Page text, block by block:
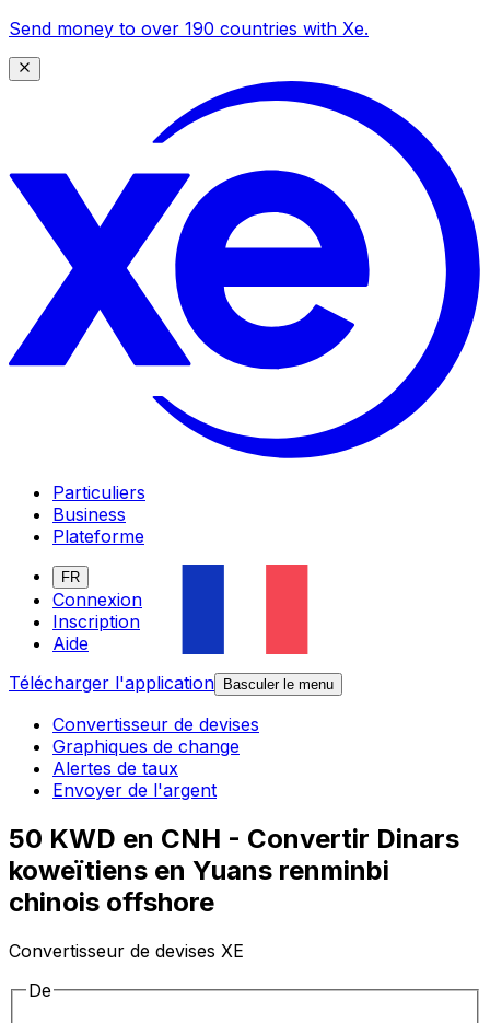
Send money to over 190 countries with Xe.
Particuliers
Business
Plateforme
FR
Connexion
Inscription
Aide
Télécharger l'application
Basculer le menu
Convertisseur de devises
Graphiques de change
Alertes de taux
Envoyer de l'argent
50 KWD en CNH - Convertir Dinars
koweïtiens en Yuans renminbi
chinois offshore
Convertisseur de devises XE
De